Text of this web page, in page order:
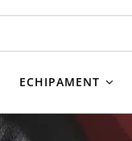
ECHIPAMENT